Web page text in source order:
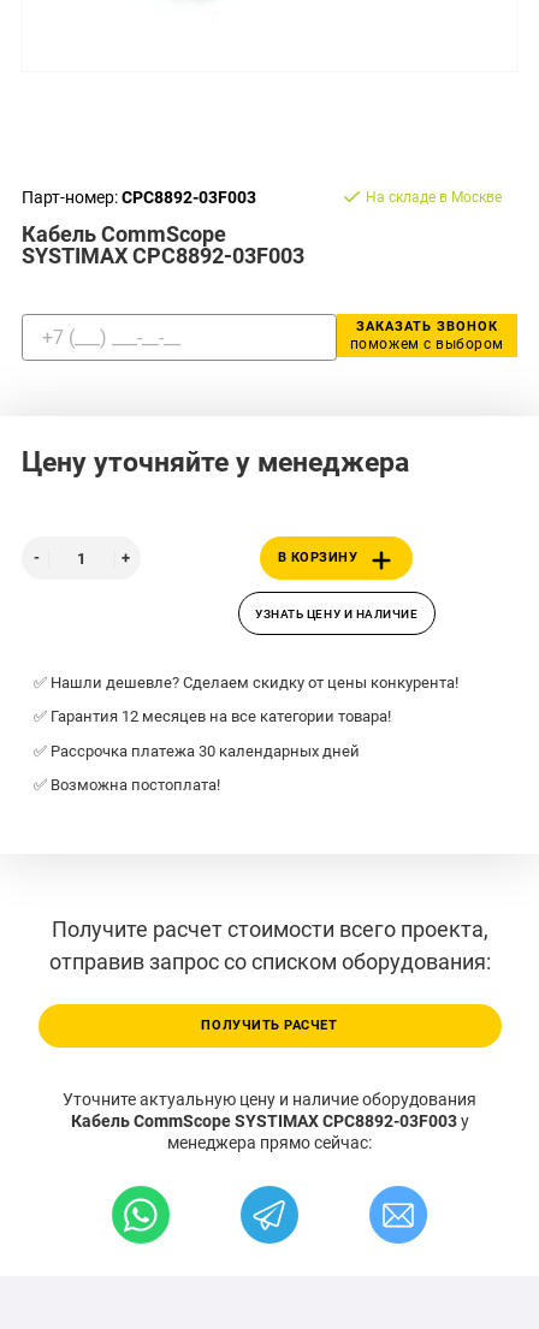
Парт-номер:CPC8892-03F003
Кабель CommScope
SYSTIMAX CPC8892-03F003
На складе в Москве
ЗАКАЗАТЬ ЗВОНОК
поможем с выбором
Цену уточняйте у менеджера
В КОРЗИНУ
УЗНАТЬ ЦЕНУ И НАЛИЧИЕ
✅ Нашли дешевле? Сделаем скидку от цены конкурента!
✅ Гарантия 12 месяцев на все категории товара!
✅ Рассрочка платежа 30 календарных дней
✅ Возможна постоплата!
Получите расчет стоимости всего проекта,
отправив запрос со списком оборудования:
ПОЛУЧИТЬ РАСЧЕТ
Уточните актуальную цену и наличие оборудования
Кабель CommScope SYSTIMAX CPC8892-03F003у
менеджера прямо сейчас: